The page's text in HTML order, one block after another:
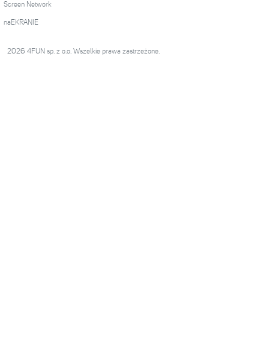
Screen Network
naEKRANIE
2026 4FUN sp. z o.o. Wszelkie prawa zastrzeżone.